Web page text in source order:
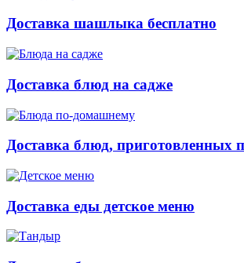
Доставка шашлыка бесплатно
Доставка блюд на садже
Доставка блюд, приготовленных
Доставка еды детское меню